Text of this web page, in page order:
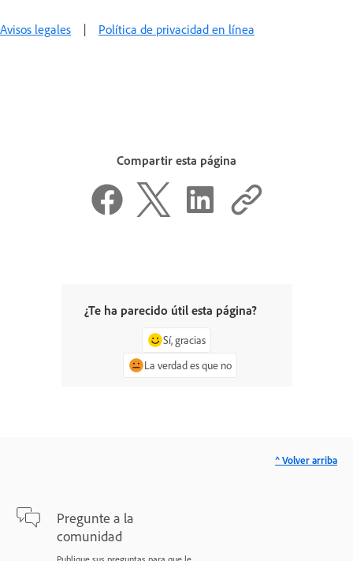
Avisos legales | Política de privacidad en línea
Compartir esta página
¿Te ha parecido útil esta página?
Sí, gracias
La verdad es que no
Pregunte a la
comunidad
^ Volver arriba